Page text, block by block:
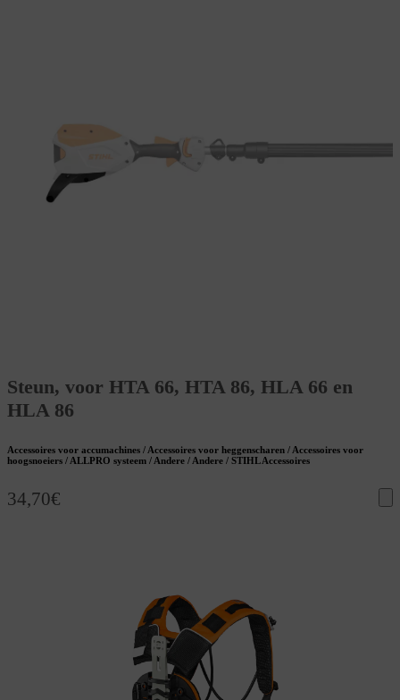
Steun, voor HTA 66, HTA 86, HLA 66 en
HLA 86
Accessoires voor accumachines / Accessoires voor heggenscharen / Accessoires voor
hoogsnoeiers / ALLPRO systeem / Andere / Andere / STIHL Accessoires
34,70€